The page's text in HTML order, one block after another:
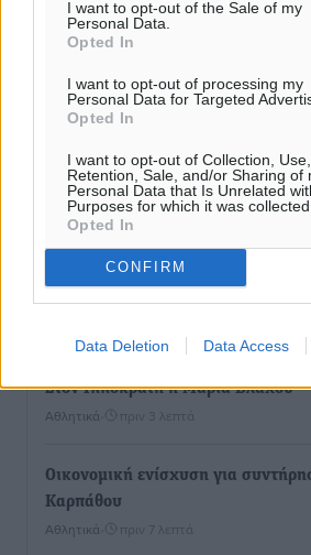
I want to opt-out of the Sale of my
Personal Data.
Opted In
I want to opt-out of processing my
Personal Data for Targeted
Opted In
I want to opt-out of Collection, Use,
Retention, Sale, and/or Sharing of
Personal Data that Is Unrelated
Purposes for which it was collected.
Opted In
CONFIRM
Data Deletion Data Access
Ροή
Νέες ταυτότητες: Ποιοι πρέπει να
και ποιοι όχι
Στον Ιπποκράτη η Μαρία Βλάχου
Αθλητικά πριν 3 λεπτά
Οικονομική ενίσχυση για
Καρπάθου
Αθλητικά πριν 7 λεπτά